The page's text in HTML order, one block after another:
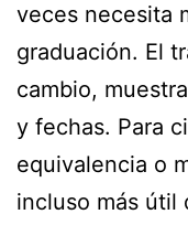
veces necesita
graduación. El
cambio,
y fechas. Para
equivalencia o
incluso más útil